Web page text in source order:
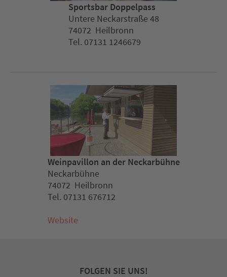
Sportsbar Doppelpass
Untere Neckarstraße 48
74072 Heilbronn
Tel. 07131 1246679
Weinpavillon an der Neckarbühne
Neckarbühne
74072 Heilbronn
Tel. 07131 676712
Website
FOLGEN SIE UNS!